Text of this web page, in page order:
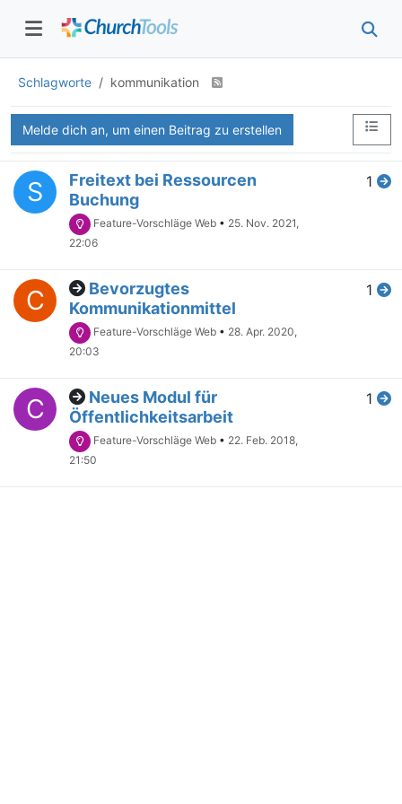
Schlagworte kommunikation
Melde dich an, um einen Beitrag zu erstellen
S
Freitext bei Ressourcen
Buchung
Feature-Vorschläge Web • 25. Nov. 2021,
22:06
1
C
Bevorzugtes
Kommunikationmittel
Feature-Vorschläge Web • 28. Apr. 2020,
20:03
1
C
Neues Modul für
Öffentlichkeitsarbeit
Feature-Vorschläge Web • 22. Feb. 2018,
21:50
1